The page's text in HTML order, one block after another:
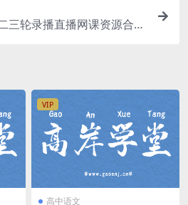
三轮录播直播网课资源合集
VIP
高中语文